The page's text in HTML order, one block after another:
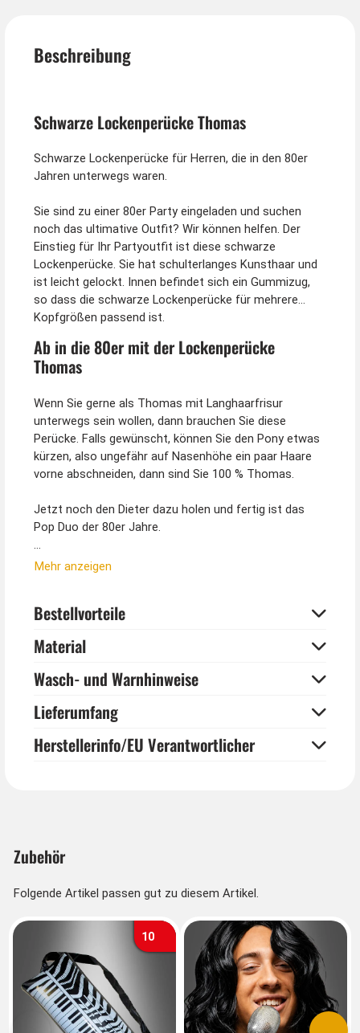
Beschreibung
Schwarze Lockenperücke Thomas
Schwarze Lockenperücke für Herren, die in den 80er
Jahren unterwegs waren.
Sie sind zu einer 80er Party eingeladen und suchen
noch das ultimative Outfit? Wir können helfen. Der
Einstieg für Ihr Partyoutfit ist diese schwarze
Lockenperücke. Sie hat schulterlanges Kunsthaar und
ist leicht gelockt. Innen befindet sich ein Gummizug,
so dass die schwarze Lockenperücke für mehrere
Kopfgrößen passend ist.
Ab in die 80er mit der Lockenperücke
Thomas
Wenn Sie gerne als Thomas mit Langhaarfrisur
unterwegs sein wollen, dann brauchen Sie diese
Perücke. Falls gewünscht, können Sie den Pony etwas
kürzen, also ungefähr auf Nasenhöhe ein paar Haare
vorne abschneiden, dann sind Sie 100 % Thomas.
Jetzt noch den Dieter dazu holen und fertig ist das
Pop Duo der 80er Jahre.
Nora Kette kann separat dazu bestellt werden. Jacke
Mehr anzeigen
Bestellvorteile
Material
Wasch- und Warnhinweise
Lieferumfang
Herstellerinfo/EU Verantwortlicher
Zubehör
Folgende Artikel passen gut zu diesem Artikel.
10